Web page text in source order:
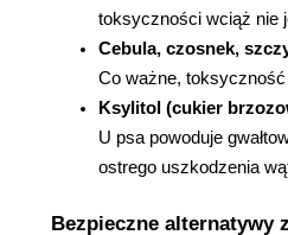
toksyczności wciąż nie
Cebula, czosnek,
Co ważne,
Ksylitol (cukier
U psa powoduje
ostrego uszkodzenia
Bezpieczne alternatywy